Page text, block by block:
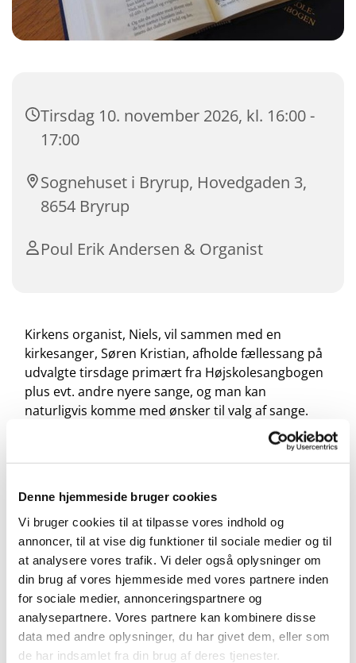
Denne hjemmeside bruger cookies
Vi bruger cookies til at tilpasse vores indhold og
annoncer, til at vise dig funktioner til sociale medier og til
at analysere vores trafik. Vi deler også oplysninger om
din brug af vores hjemmeside med vores partnere inden
for sociale medier, annonceringspartnere og
analysepartnere. Vores partnere kan kombinere disse
data med andre oplysninger, du har givet dem, eller som
de har indsamlet fra din brug af deres tjenester.
Tirsdag 10. november 2026, kl. 16:00 -
17:00
Sognehuset i Bryrup, Hovedgaden 3,
8654 Bryrup
Poul Erik Andersen & Organist
Kirkens organist, Niels, vil sammen med en
kirkesanger, Søren Kristian, afholde fællessang på
udvalgte tirsdage primært fra Højskolesangbogen
plus evt. andre nyere sange, og man kan
naturligvis komme med ønsker til valg af sange.